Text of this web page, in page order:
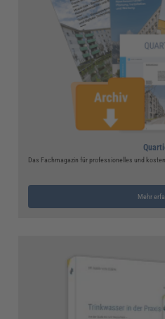
Das Fachmagazin für professionelles und
Mehr